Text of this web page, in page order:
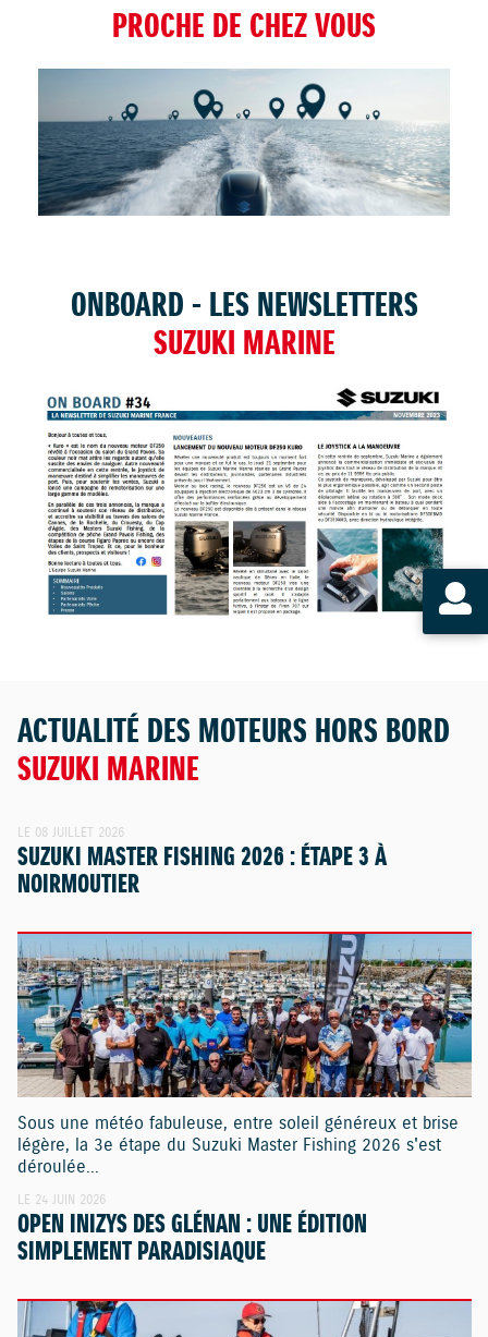
PROCHE DE CHEZ VOUS
TROUVER UNE CONCESSION
ONBOARD - LES NEWSLETTERS
SUZUKI MARINE
ACTUALITÉ DES MOTEURS HORS BORD
SUZUKI MARINE
LE 08 JUILLET 2026
SUZUKI MASTER FISHING 2026 : ÉTAPE 3 À
NOIRMOUTIER
Sous une météo fabuleuse, entre soleil généreux et brise
légère, la 3e étape du Suzuki Master Fishing 2026 s'est
déroulée...
LE 24 JUIN 2026
OPEN INIZYS DES GLÉNAN : UNE ÉDITION
SIMPLEMENT PARADISIAQUE